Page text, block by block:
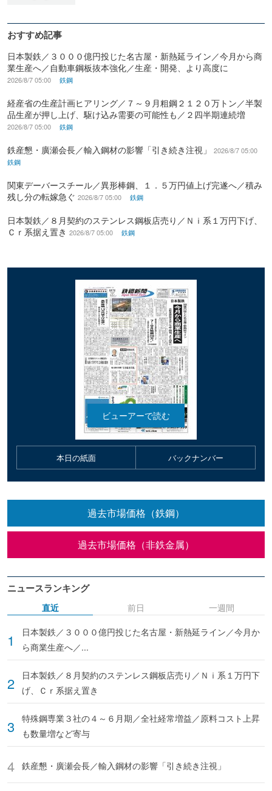
おすすめ記事
日本製鉄／３０００億円投じた名古屋・新熱延ライン／今月から商
業生産へ／自動車鋼板抜本強化／生産・開発、より高度に
2026/8/7 05:00 鉄鋼
経産省の生産計画ヒアリング／７～９月粗鋼２１２０万トン／半製
品生産が押し上げ、駆け込み需要の可能性も／２四半期連続増
2026/8/7 05:00 鉄鋼
鉄産懇・廣瀬会長／輸入鋼材の影響「引き続き注視」
2026/8/7 05:00
鉄鋼
関東デーバースチール／異形棒鋼、１．５万円値上げ完遂へ／積み
残し分の転嫁急ぐ 2026/8/7 05:00 鉄鋼
日本製鉄／８月契約のステンレス鋼板店売り／Ｎｉ系１万円下げ、
Ｃｒ系据え置き 2026/8/7 05:00 鉄鋼
本日の紙面 バックナンバー
過去市場価格（鉄鋼）
過去市場価格（非鉄金属）
ニュースランキング
直近
日本製鉄／３０００億円投じた名古屋・新熱延ライン／今月か
ら商業生産へ／...
日本製鉄／８月契約のステンレス鋼板店売り／Ｎｉ系１万円下
げ、Ｃｒ系据え置き
特殊鋼専業３社の４～６月期／全社経常増益／原料コスト上昇
も数量増など寄与
鉄産懇・廣瀬会長／輸入鋼材の影響「引き続き注視」
前日 一週間